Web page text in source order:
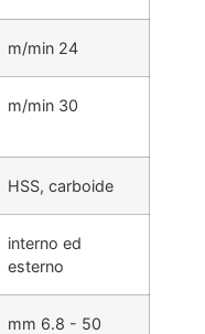
m/min 24
m/min 30
HSS, carboide
interno ed
esterno
mm 6.8 - 50